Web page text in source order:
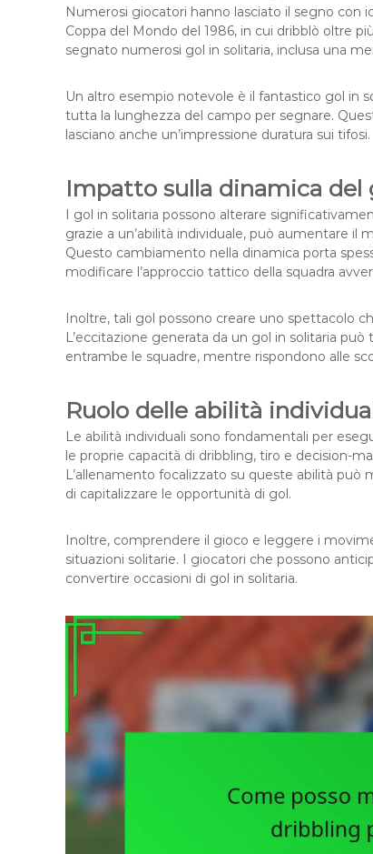
Numerosi giocatori hanno lasciato il segno con
Coppa del Mondo del 1986, in cui dribblò oltre
segnato numerosi gol in solitaria, inclusa una
Un altro esempio notevole è il fantastico gol in
tutta la lunghezza del campo per segnare.
lasciano anche un’impressione duratura sui tifosi.
Impatto sulla dinamica del
I gol in solitaria possono alterare
grazie a un’abilità individuale, può aumentare il
Questo cambiamento nella dinamica porta
modificare l’approccio tattico della squadra
Inoltre, tali gol possono creare uno spettacolo
L’eccitazione generata da un gol in solitaria
entrambe le squadre, mentre rispondono alle
Ruolo delle abilità
Le abilità individuali sono fondamentali per
le proprie capacità di dribbling, tiro e decision-
L’allenamento focalizzato su queste abilità può
di capitalizzare le opportunità di gol.
Inoltre, comprendere il gioco e leggere i
situazioni solitarie. I giocatori che possono
convertire occasioni di gol in solitaria.